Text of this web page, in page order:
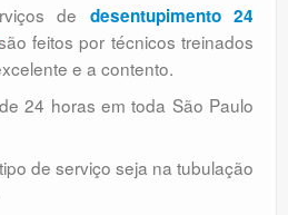
de desentupimento 24
feitos por técnicos treinados
e a contento.
24 horas em toda São Paulo
de serviço seja na tubulação